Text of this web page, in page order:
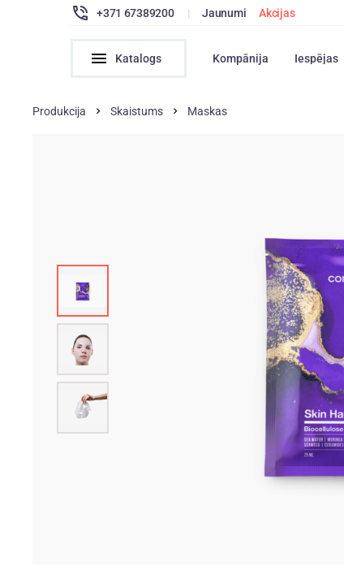
+371 67389200 | Jaunumi Akcijas
Katalogs Kompānija Iespējas
Produkcija Skaistums Maskas